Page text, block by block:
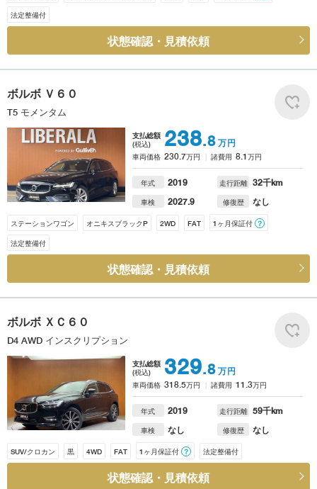
法定整備付
状態確認・見積依頼
ボルボ Ｖ６０
T5 モメンタム
支払総額
(税込)
238.8 万円
車両価格 230.7万円 諸費用 8.1万円
年式 2019 走行距離 32千km
車検 2027.9 修復歴 なし
ステーションワゴン オニキスブラックP 2WD FAT 1ヶ月保証付 ？
法定整備付
状態確認・見積依頼
ボルボ ＸＣ６０
D4 AWD インスクリプション
支払総額
(税込)
329.8 万円
車両価格 318.5万円 諸費用 11.3万円
年式 2019 走行距離 59千km
車検 なし 修復歴 なし
SUV/クロカン 黒 4WD FAT 1ヶ月保証付 ？ 法定整備付
状態確認・見積依頼